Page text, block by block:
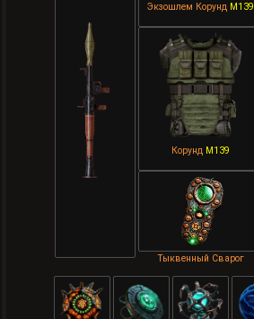
Экзошлем Корунд M139
Корунд M139
Тыквенный Сварог